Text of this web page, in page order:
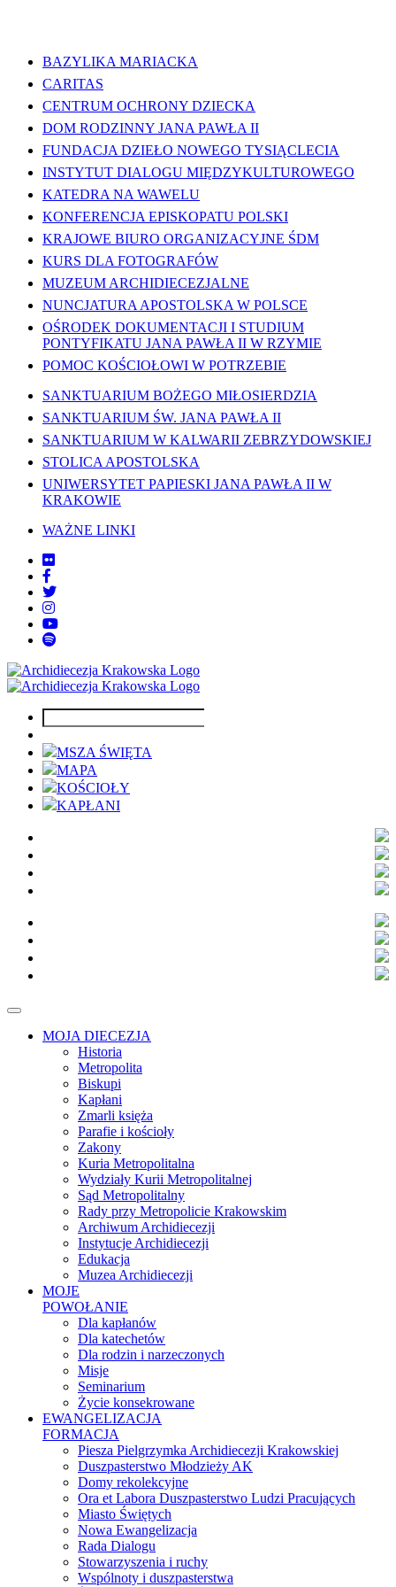
BAZYLIKA MARIACKA
CARITAS
CENTRUM OCHRONY DZIECKA
DOM RODZINNY JANA PAWŁA II
FUNDACJA DZIEŁO NOWEGO TYSIĄCLECIA
INSTYTUT DIALOGU MIĘDZYKULTUROWEGO
KATEDRA NA WAWELU
KONFERENCJA EPISKOPATU POLSKI
KRAJOWE BIURO ORGANIZACYJNE ŚDM
KURS DLA FOTOGRAFÓW
MUZEUM ARCHIDIECEZJALNE
NUNCJATURA APOSTOLSKA W POLSCE
OŚRODEK DOKUMENTACJI I STUDIUM
PONTYFIKATU JANA PAWŁA II W RZYMIE
POMOC KOŚCIOŁOWI W POTRZEBIE
SANKTUARIUM BOŻEGO MIŁOSIERDZIA
SANKTUARIUM ŚW. JANA PAWŁA II
SANKTUARIUM W KALWARII ZEBRZYDOWSKIEJ
STOLICA APOSTOLSKA
UNIWERSYTET PAPIESKI JANA PAWŁA II W
KRAKOWIE
WAŻNE LINKI
MSZA ŚWIĘTA
MAPA
KOŚCIOŁY
KAPŁANI
MOJA DIECEZJA
Historia
Metropolita
Biskupi
Kapłani
Zmarli księża
Parafie i kościoły
Zakony
Kuria Metropolitalna
Wydziały Kurii Metropolitalnej
Sąd Metropolitalny
Rady przy Metropolicie Krakowskim
Archiwum Archidiecezji
Instytucje Archidiecezji
Edukacja
Muzea Archidiecezji
MOJE
POWOŁANIE
Dla kapłanów
Dla katechetów
Dla rodzin i narzeczonych
Misje
Seminarium
Życie konsekrowane
EWANGELIZACJA
FORMACJA
Piesza Pielgrzymka Archidiecezji Krakowskiej
Duszpasterstwo Młodzieży AK
Domy rekolekcyjne
Ora et Labora Duszpasterstwo Ludzi Pracujących
Miasto Świętych
Nowa Ewangelizacja
Rada Dialogu
Stowarzyszenia i ruchy
Wspólnoty i duszpasterstwa